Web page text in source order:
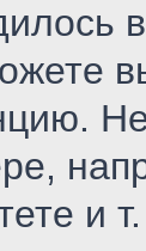
и